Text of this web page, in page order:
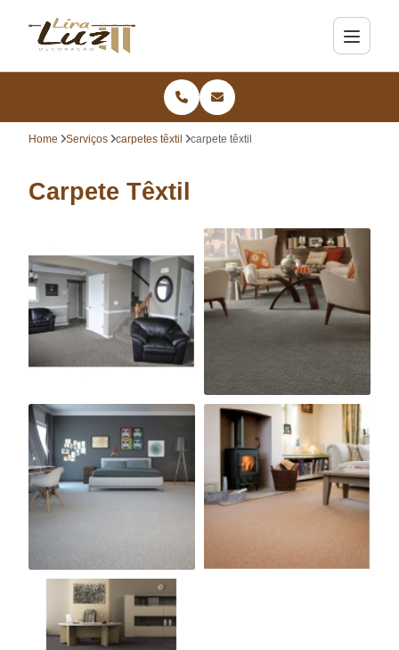
Home Serviços carpetes têxtil carpete têxtil
Carpete Têxtil